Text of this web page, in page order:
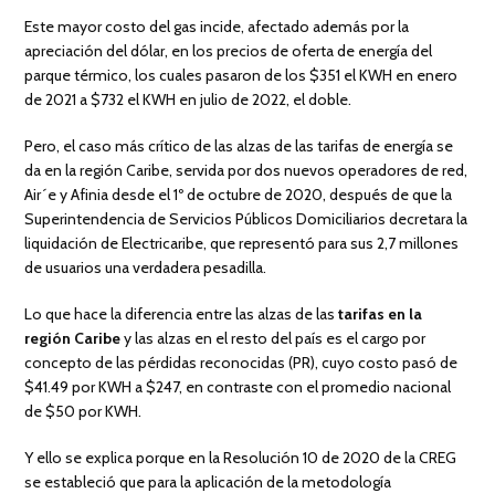
Este mayor costo del gas incide, afectado además por la
apreciación del dólar, en los precios de oferta de energía del
parque térmico, los cuales pasaron de los $351 el KWH en enero
de 2021 a $732 el KWH en julio de 2022, el doble.
Pero, el caso más crítico de las alzas de las tarifas de energía se
da en la región Caribe, servida por dos nuevos operadores de red,
Air´e y Afinia desde el 1º de octubre de 2020, después de que la
Superintendencia de Servicios Públicos Domiciliarios decretara la
liquidación de Electricaribe, que representó para sus 2,7 millones
de usuarios una verdadera pesadilla.
Lo que hace la diferencia entre las alzas de lastarifas en la
región Caribey las alzas en el resto del país es el cargo por
concepto de las pérdidas reconocidas (PR), cuyo costo pasó de
$41.49 por KWH a $247, en contraste con el promedio nacional
de $50 por KWH.
Y ello se explica porque en la Resolución 10 de 2020 de la CREG
se estableció que para la aplicación de la metodología